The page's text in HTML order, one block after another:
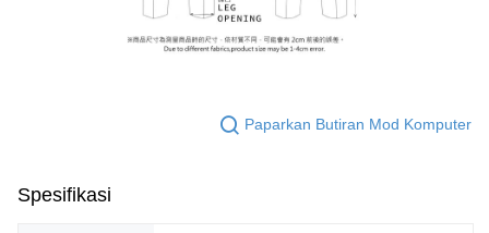
Paparkan Butiran Mod Komputer
Spesifikasi